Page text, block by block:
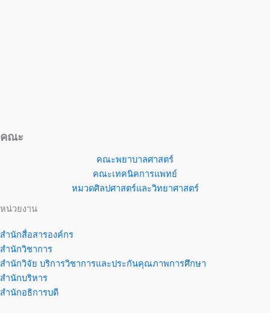
คณะ
คณะพยาบาลศาสตร์
คณะเทคนิคการแพทย์
หมวดศิลปศาสตร์และวิทยาศาสตร์
หน่วยงาน
สำนักสื่อสารองค์กร
สำนักวิชาการ
สำนักวิจัย บริการวิชาการและประกันคุณภาพการศึกษา
สำนักบริหาร
สำนักอธิการบดี